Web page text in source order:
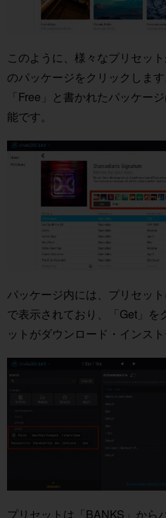
このように、様々なプリセッ
のパッケージをクリックします
「Free」と書かれたパッケー
能です。
パッケージ内には、プリセッ
で表示されており、「Get」を
ットがダウンロード・インスト
プリセットは「BANKS」から